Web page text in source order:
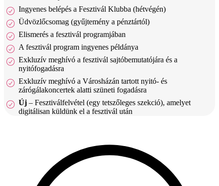
Ingyenes belépés a Fesztivál Klubba (hétvégén)
Üdvözlőcsomag (gyűjtemény a pénztártól)
Elismerés a fesztivál programjában
A fesztivál program ingyenes példánya
Exkluzív meghívó a fesztivál sajtóbemutatójára és a
nyitófogadásra
Exkluzív meghívó a Városházán tartott nyitó- és
zárógálakoncertek alatti szüneti fogadásra
Új – Fesztiválfelvétel (egy tetszőleges szekció), amelyet
digitálisan küldünk el a fesztivál után